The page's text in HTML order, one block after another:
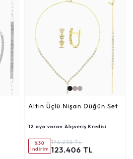
Altın Üçlü Nişan Düğün Set
12 aya varan Alışveriş Kredisi
%30
İndirim
176.238 TL
123.406 TL